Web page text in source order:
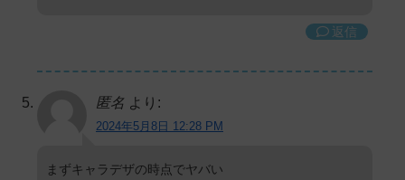
返信
匿名 より:
2024年5月8日 12:28 PM
まずキャラデザの時点でヤバい